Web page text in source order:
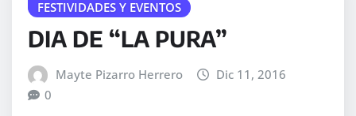
FESTIVIDADES Y EVENTOS
DIA DE “LA PURA”
Mayte Pizarro Herrero
Dic 11, 2016
0